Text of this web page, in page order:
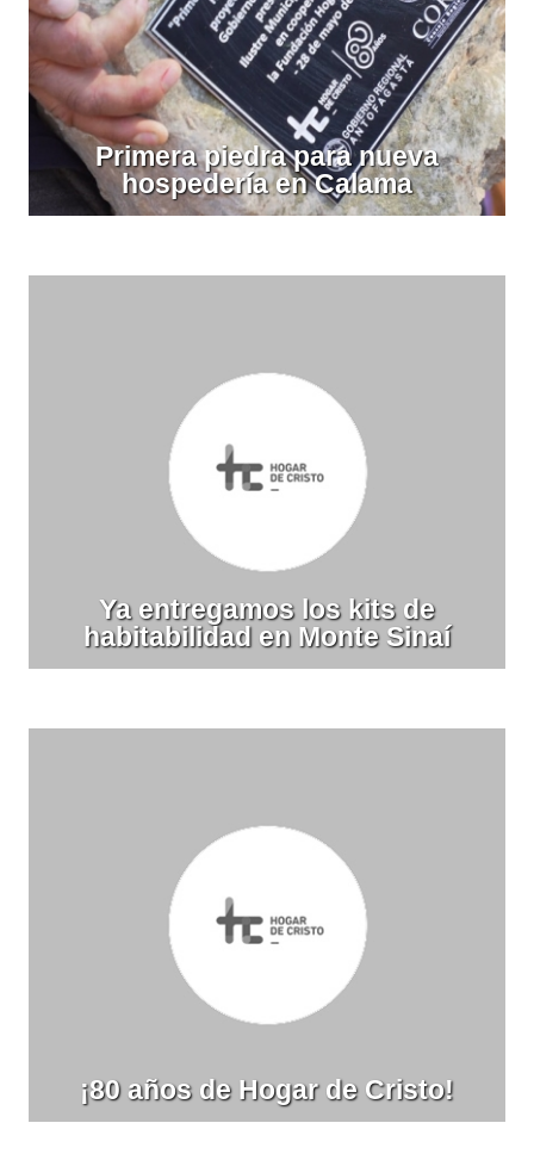
Primera piedra para nueva
hospedería en Calama
Ya entregamos los kits de
habitabilidad en Monte Sinaí
¡80 años de Hogar de Cristo!